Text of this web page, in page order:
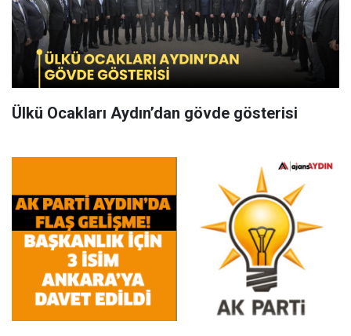
Ülkü Ocakları Aydın’dan gövde gösterisi